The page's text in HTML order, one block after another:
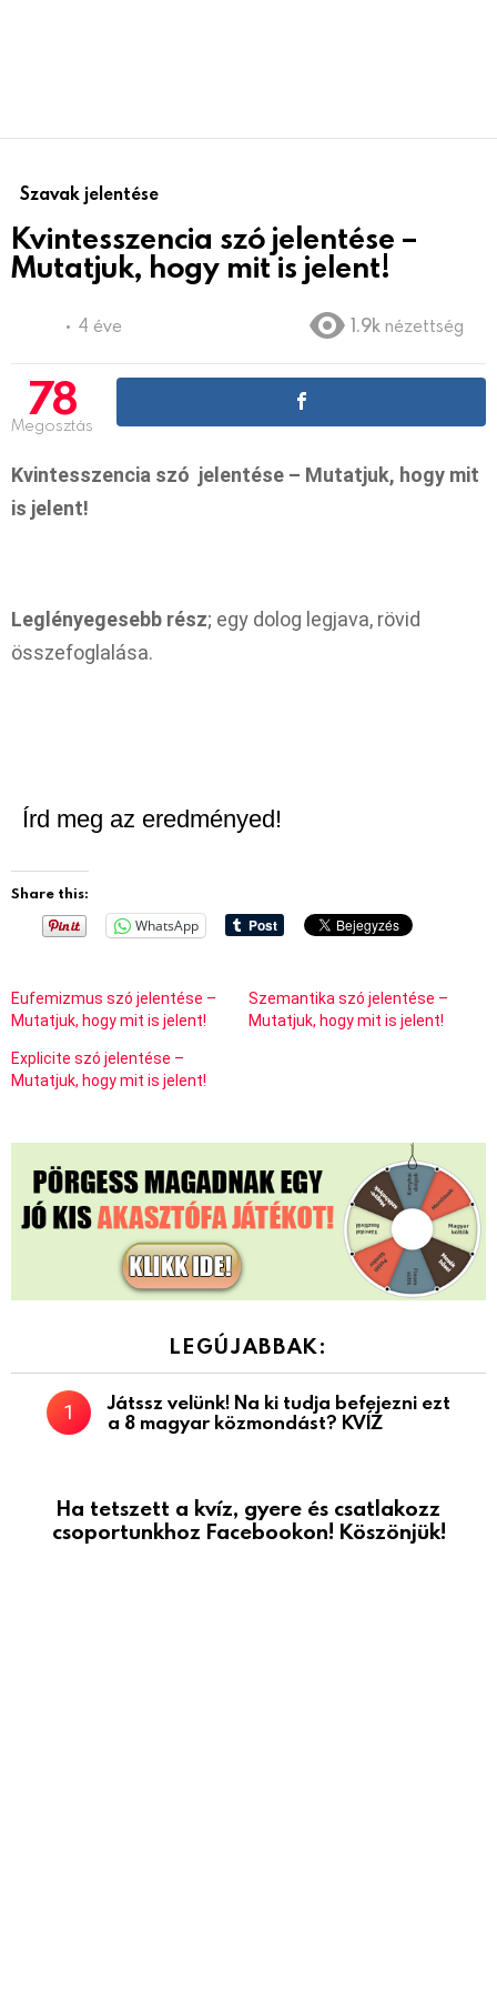
Szavak jelentése
Kvintesszencia szó jelentése –
Mutatjuk, hogy mit is jelent!
4 éve 1.9k nézettség
78
Megosztás
Kvintesszencia szó jelentése – Mutatjuk, hogy mit
is jelent!
Leglényegesebb rész; egy dolog legjava, rövid
összefoglalása.
Írd meg az eredményed!
Share this:
WhatsApp
Eufemizmus szó jelentése –
Mutatjuk, hogy mit is jelent!
Szemantika szó jelentése –
Mutatjuk, hogy mit is jelent!
Explicite szó jelentése –
Mutatjuk, hogy mit is jelent!
LEGÚJABBAK:
Játssz velünk! Na ki tudja befejezni ezt
a 8 magyar közmondást? KVÍZ
Ha tetszett a kvíz, gyere és csatlakozz
csoportunkhoz Facebookon! Köszönjük!